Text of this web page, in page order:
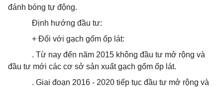
đánh bóng tự động.
Định hướng đầu tư:
+ Đối với gạch gốm ốp lát:
. Từ nay đến năm 2015 không đầu tư mở rộng và
đầu tư mới các cơ sở sản xuất gạch gốm ốp lát.
. Giai đoạn 2016 - 2020 tiếp tục đầu tư mở rộng và